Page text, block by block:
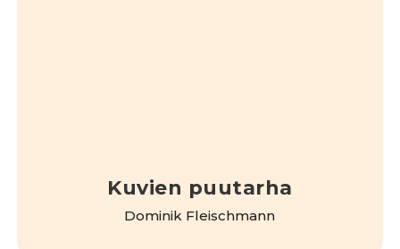
Kuvien puutarha
Dominik Fleischmann